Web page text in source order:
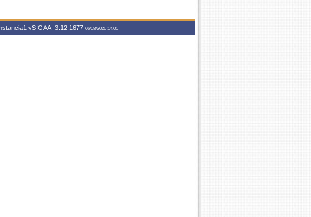
vSIGAA_3.12.1677 06/08/2026 14:01